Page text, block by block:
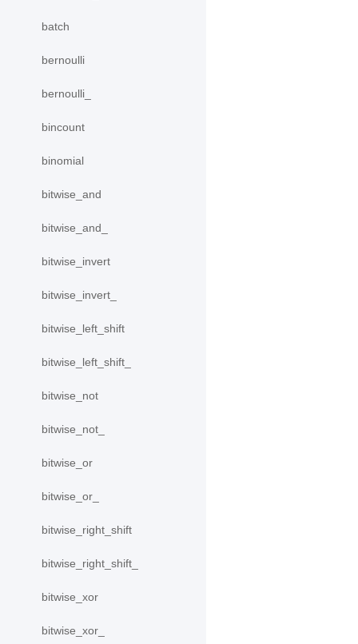
batch
bernoulli
bernoulli_
bincount
binomial
bitwise_and
bitwise_and_
bitwise_invert
bitwise_invert_
bitwise_left_shift
bitwise_left_shift_
bitwise_not
bitwise_not_
bitwise_or
bitwise_or_
bitwise_right_shift
bitwise_right_shift_
bitwise_xor
bitwise_xor_